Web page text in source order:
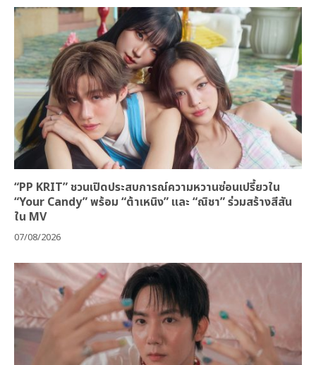
“PP KRIT” ชวนเปิดประสบการณ์ความหวานซ่อนเปรี้ยวใน
“Your Candy” พร้อม “ต้าเหนิง” และ “ณิชา” ร่วมสร้างสีสัน
ใน MV
07/08/2026